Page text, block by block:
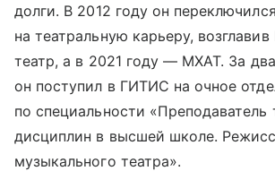
долги. В 2012 году он переключился
на театральную карьеру,
театр, а в 2021 году — МХАТ. За
он поступил в ГИТИС на очное
по специальности «Преподаватель
дисциплин в высшей школе.
музыкального театра».